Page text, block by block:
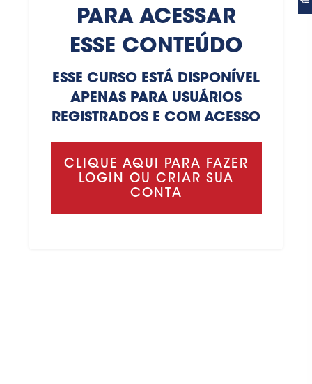
PARA ACESSAR
ESSE CONTEÚDO
ESSE CURSO ESTÁ DISPONÍVEL
APENAS PARA USUÁRIOS
REGISTRADOS E COM ACESSO
CLIQUE AQUI PARA FAZER
LOGIN OU CRIAR SUA
CONTA